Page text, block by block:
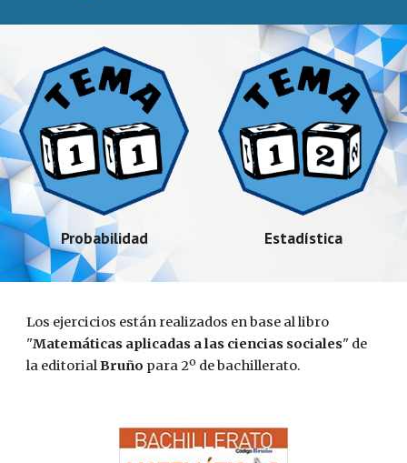
Probabilidad Estadística
Los ejercicios están realizados en base al libro
"Matemáticas aplicadas a las ciencias sociales" de
la editorialBruño para 2º de bachillerato.